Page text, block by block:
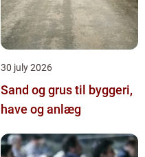
30 july 2026
Sand og grus til byggeri,
have og anlæg